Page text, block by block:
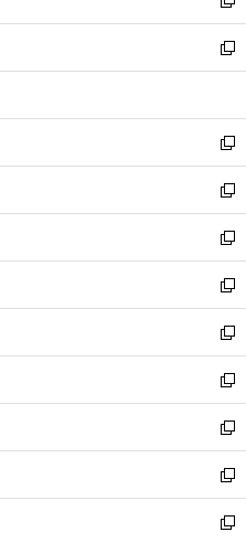
開
く
ウ
で
開
ン
ド
ウ
開
く
ウ
ィ
ン
ウ
で
開
く
新
し
い
ウ
ン
ド
ウ
で
開
く
新
し
ウ
ィ
ン
ド
ウ
で
開
く
新
し
い
ウ
ィ
ン
ド
ウ
で
開
く
新
し
い
ウ
ィ
ン
ド
ウ
で
開
く
新
し
い
ウ
ィ
ン
ド
ウ
で
開
く
新
し
い
ウ
ィ
ン
ド
ウ
で
開
く
新
し
い
ウ
ィ
ン
ド
ウ
で
新
し
い
ウ
ィ
ン
ド
新
し
い
ウ
ィ
新
し
い
新